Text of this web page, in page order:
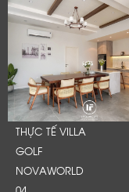
THỰC TẾ VILLA
GOLF
NOVAWORLD